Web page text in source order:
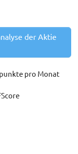
der Aktie
pro Monat